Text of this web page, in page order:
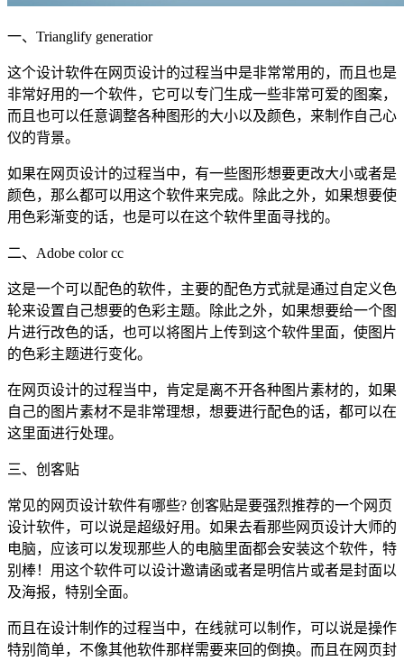
一、Trianglify generatior
这个设计软件在网页设计的过程当中是非常常用的，而且也是
非常好用的一个软件，它可以专门生成一些非常可爱的图案，
而且也可以任意调整各种图形的大小以及颜色，来制作自己心
仪的背景。
如果在网页设计的过程当中，有一些图形想要更改大小或者是
颜色，那么都可以用这个软件来完成。除此之外，如果想要使
用色彩渐变的话，也是可以在这个软件里面寻找的。
二、Adobe color cc
这是一个可以配色的软件，主要的配色方式就是通过自定义色
轮来设置自己想要的色彩主题。除此之外，如果想要给一个图
片进行改色的话，也可以将图片上传到这个软件里面，使图片
的色彩主题进行变化。
在网页设计的过程当中，肯定是离不开各种图片素材的，如果
自己的图片素材不是非常理想，想要进行配色的话，都可以在
这里面进行处理。
三、创客贴
常见的网页设计软件有哪些? 创客贴是要强烈推荐的一个网页
设计软件，可以说是超级好用。如果去看那些网页设计大师的
电脑，应该可以发现那些人的电脑里面都会安装这个软件，特
别棒！用这个软件可以设计邀请函或者是明信片或者是封面以
及海报，特别全面。
而且在设计制作的过程当中，在线就可以制作，可以说是操作
特别简单，不像其他软件那样需要来回的倒换。而且在网页封